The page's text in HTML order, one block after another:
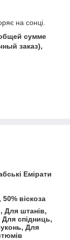
на сонці.
сумме
заказ),
Емірати
віскоза
Для штанів,
спідниць,
Для